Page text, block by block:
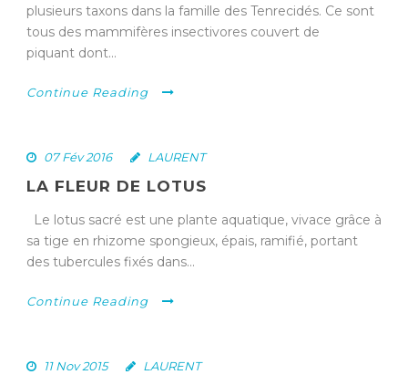
plusieurs taxons dans la famille des Tenrecidés. Ce sont
tous des mammifères insectivores couvert de
piquant dont...
Continue Reading
07 Fév 2016 LAURENT
LA FLEUR DE LOTUS
Le lotus sacré est une plante aquatique, vivace grâce à
sa tige en rhizome spongieux, épais, ramifié, portant
des tubercules fixés dans...
Continue Reading
11 Nov 2015 LAURENT